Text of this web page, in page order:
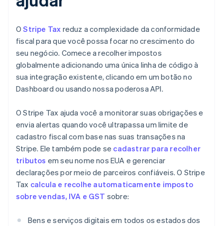
OStripe Tax reduz a complexidade da conformidade
fiscal para que você possa focar no crescimento do
seu negócio. Comece a recolher impostos
globalmente adicionando uma única linha de código à
sua integração existente, clicando em um botão no
Dashboard ou usando nossa poderosa API.
O Stripe Tax ajuda você a monitorar suas obrigações e
envia alertas quando você ultrapassa um limite de
cadastro fiscal com base nas suas transações na
Stripe. Ele também pode se cadastrar para recolher
tributos em seu nome nos EUA e gerenciar
declarações por meio de parceiros confiáveis. O Stripe
Tax calcula e recolhe automaticamente imposto
sobre vendas, IVA e GST sobre:
Bens e serviços digitais em todos os estados dos